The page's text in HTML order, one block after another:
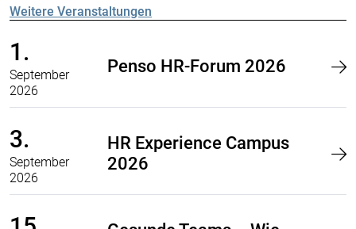
Weitere Veranstaltungen
1.
September
2026
Penso HR-Forum 2026
3.
September
2026
HR Experience Campus
2026